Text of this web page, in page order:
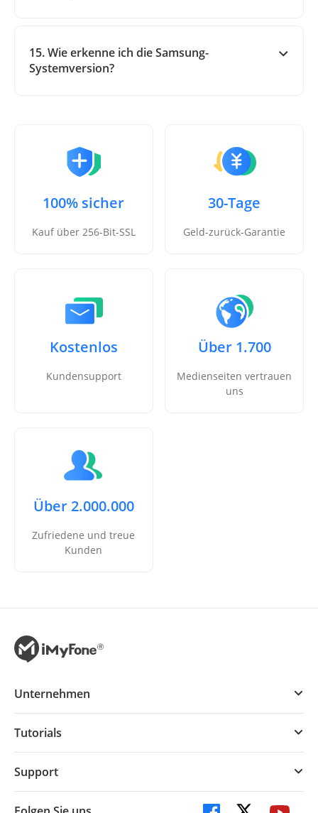
15. Wie erkenne ich die Samsung-
Systemversion?
100% sicher
Kauf über 256-Bit-SSL
30-Tage
Geld-zurück-Garantie
Kostenlos
Kundensupport
Über 1.700
Medienseiten vertrauen
uns
Über 2.000.000
Zufriedene und treue
Kunden
Unternehmen
Tutorials
Support